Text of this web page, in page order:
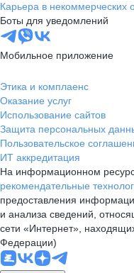
Карьера в некоммерческих
Боты для уведомлений
Мобильное приложение
Этика и комплаенс
Оказание услуг
Использование сайтов
Защита персональных
Пользовательское
ИТ аккредитация
На информационном
рекомендательные
предоставления
и анализа сведений,
сети «Интернет»,
Федерации)